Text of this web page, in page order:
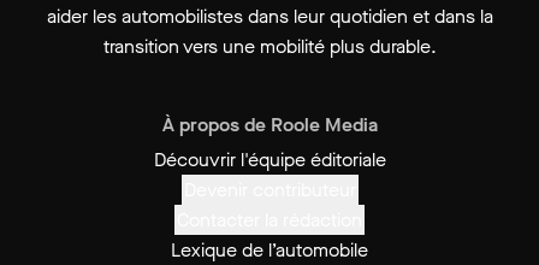
aider les automobilistes dans leur quotidien et dans la
transition vers une mobilité plus durable.
À propos de Roole Media
Découvrir l'équipe éditoriale
Lexique de l’automobile